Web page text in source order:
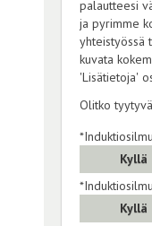
palautteesi
ja pyrimme
yhteistyössä
kuvata
'Lisätietoja'
Olitko
Kyllä
Kyllä